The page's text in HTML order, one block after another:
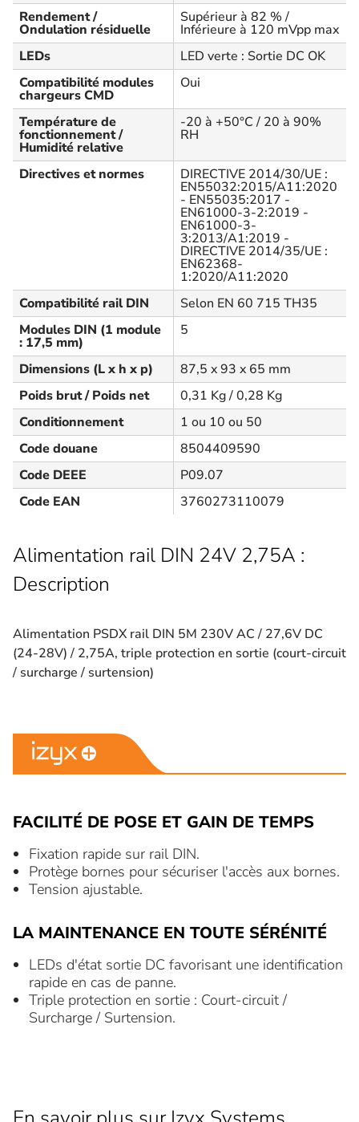
Rendement /
Ondulation résiduelle
Supérieur à 82 % /
Inférieure à 120 mVpp max
LEDs
LED verte : Sortie DC OK
Compatibilité modules
chargeurs CMD
Oui
Température de
fonctionnement /
Humidité relative
-20 à +50°C / 20 à 90%
RH
Directives et normes DIRECTIVE 2014/30/UE :
EN55032:2015/A11:2020
- EN55035:2017 -
EN61000-3-2:2019 -
EN61000-3-
3:2013/A1:2019 -
DIRECTIVE 2014/35/UE :
EN62368-
1:2020/A11:2020
Compatibilité rail DIN
Selon EN 60 715 TH35
Modules DIN (1 module
: 17,5 mm)
5
Dimensions (L x h x p)
87,5 x 93 x 65 mm
Poids brut / Poids net
0,31 Kg / 0,28 Kg
Conditionnement
1 ou 10 ou 50
Code douane
8504409590
Code DEEE
P09.07
Code EAN
3760273110079
Alimentation rail DIN 24V 2,75A :
Description
Alimentation PSDX rail DIN 5M 230V AC / 27,6V DC
(24-28V) / 2,75A, triple protection en sortie (court-circuit
/ surcharge / surtension)
FACILITÉ DE POSE ET GAIN DE TEMPS
Fixation rapide sur rail DIN.
Protège bornes pour sécuriser l'accès aux bornes.
Tension ajustable.
LA MAINTENANCE EN TOUTE SÉRÉNITÉ
LEDs d'état sortie DC favorisant une identification
rapide en cas de panne.
Triple protection en sortie : Court-circuit /
Surcharge / Surtension.